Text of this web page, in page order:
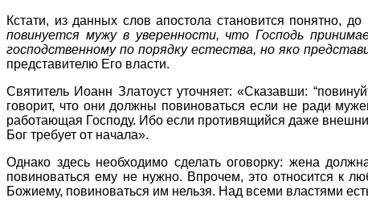
Кстати, из данных слов апостола становится понятно,
повинуется мужу в уверенности, что Господь
господственному по порядку естества, но яко
представителю Его власти.
Святитель Иоанн Златоуст уточняет: «Сказавши:
говорит, что они должны повиноваться если не ради
работающая Господу. Ибо если противящийся даже
Бог требует от начала».
Однако здесь необходимо сделать оговорку: жена
повиноваться ему не нужно. Впрочем, это относится к
Божиему, повиноваться им нельзя. Над всеми властями